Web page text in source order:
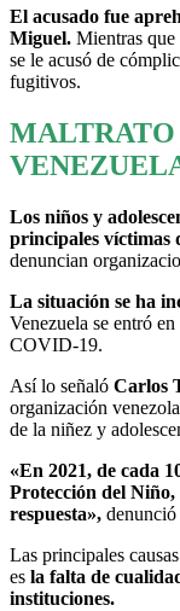
El acusado fue
Miguel. Mientras
se le acusó de
fugitivos.
Los niños y
principales víctimas
denuncian
La situación se ha
Venezuela se entró
COVID-19.
Así lo señaló Carlos
organización
de la niñez y
«En 2021, de cada
Protección del Niño,
respuesta»,
Las principales
es la falta de
instituciones.